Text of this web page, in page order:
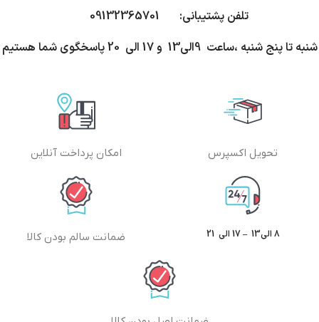
تلفن پشتیبانی: 09132365701
شنبه تا پنج شنبه ،ساعت 9الی13 و 17 الی 20 پاسخگوی شما هستیم
تحویل اکسپرس امکان پرداخت آنلاین
8 الی13 – 17 الی 21 ضمانت سالم بودن کالا